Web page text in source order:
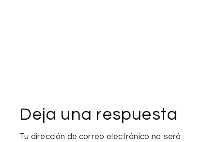
Deja una respuesta
Tu dirección de correo electrónico no será